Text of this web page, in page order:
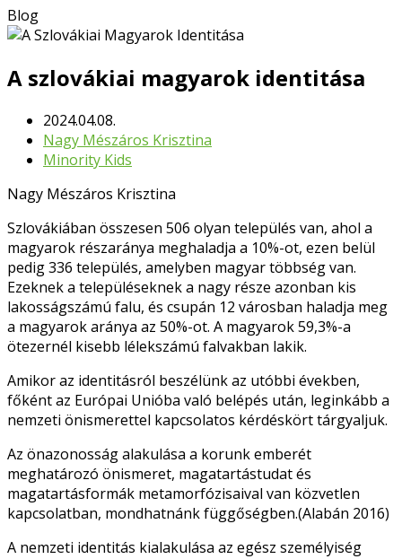
Blog
A szlovákiai magyarok identitása
2024.04.08.
Nagy Mészáros Krisztina
Minority Kids
Nagy Mészáros Krisztina
Szlovákiában összesen 506 olyan település van, ahol a
magyarok részaránya meghaladja a 10%-ot, ezen belül
pedig 336 település, amelyben magyar többség van.
Ezeknek a településeknek a nagy része azonban kis
lakosságszámú falu, és csupán 12 városban haladja meg
a magyarok aránya az 50%-ot. A magyarok 59,3%-a
ötezernél kisebb lélekszámú falvakban lakik.
Amikor az identitásról beszélünk az utóbbi években,
főként az Európai Unióba való belépés után, leginkább a
nemzeti önismerettel kapcsolatos kérdéskört tárgyaljuk.
Az önazonosság alakulása a korunk emberét
meghatározó önismeret, magatartástudat és
magatartásformák metamorfózisaival van közvetlen
kapcsolatban, mondhatnánk függőségben.(Alabán 2016)
A nemzeti identitás kialakulása az egész személyiség